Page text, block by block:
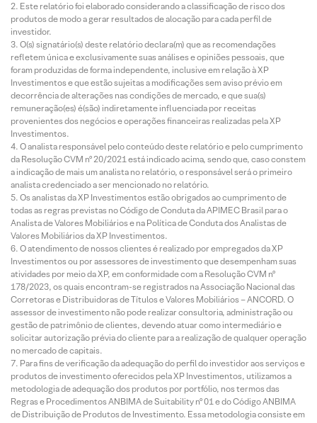
Este relatório foi elaborado considerando a classificação de risco dos
produtos de modo a gerar resultados de alocação para cada perfil de
investidor.
O(s) signatário(s) deste relatório declara(m) que as recomendações
refletem única e exclusivamente suas análises e opiniões pessoais, que
foram produzidas de forma independente, inclusive em relação à XP
Investimentos e que estão sujeitas a modificações sem aviso prévio em
decorrência de alterações nas condições de mercado, e que sua(s)
remuneração(es) é(são) indiretamente influenciada por receitas
provenientes dos negócios e operações financeiras realizadas pela XP
Investimentos.
O analista responsável pelo conteúdo deste relatório e pelo cumprimento
da Resolução CVM nº 20/2021 está indicado acima, sendo que, caso constem
a indicação de mais um analista no relatório, o responsável será o primeiro
analista credenciado a ser mencionado no relatório.
Os analistas da XP Investimentos estão obrigados ao cumprimento de
todas as regras previstas no Código de Conduta da APIMEC Brasil para o
Analista de Valores Mobiliários e na Política de Conduta dos Analistas de
Valores Mobiliários da XP Investimentos.
O atendimento de nossos clientes é realizado por empregados da XP
Investimentos ou por assessores de investimento que desempenham suas
atividades por meio da XP, em conformidade com a Resolução CVM nº
178/2023, os quais encontram-se registrados na Associação Nacional das
Corretoras e Distribuidoras de Títulos e Valores Mobiliários – ANCORD. O
assessor de investimento não pode realizar consultoria, administração ou
gestão de patrimônio de clientes, devendo atuar como intermediário e
solicitar autorização prévia do cliente para a realização de qualquer operação
no mercado de capitais.
Para fins de verificação da adequação do perfil do investidor aos serviços e
produtos de investimento oferecidos pela XP Investimentos, utilizamos a
metodologia de adequação dos produtos por portfólio, nos termos das
Regras e Procedimentos ANBIMA de Suitability nº 01 e do Código ANBIMA
de Distribuição de Produtos de Investimento. Essa metodologia consiste em